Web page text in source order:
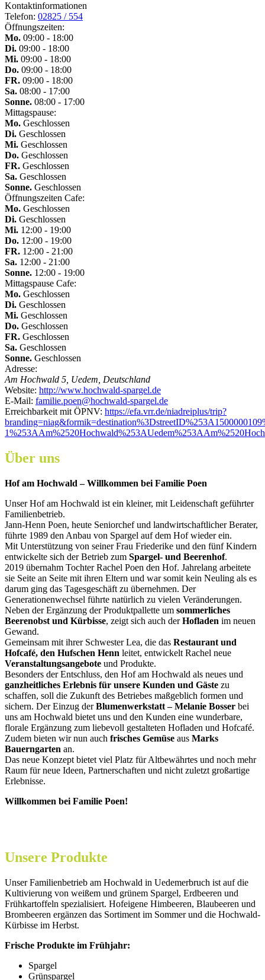
Kontaktinformationen
Telefon: 02825 / 554
Öffnungszeiten:
Mo. 09:00 - 18:00
Di. 09:00 - 18:00
Mi. 09:00 - 18:00
Do. 09:00 - 18:00
FR. 09:00 - 18:00
Sa. 08:00 - 17:00
Sonne. 08:00 - 17:00
Mittagspause:
Mo. Geschlossen
Di. Geschlossen
Mi. Geschlossen
Do. Geschlossen
FR. Geschlossen
Sa. Geschlossen
Sonne. Geschlossen
Öffnungszeiten Cafe:
Mo. Geschlossen
Di. Geschlossen
Mi. 12:00 - 19:00
Do. 12:00 - 19:00
FR. 12:00 - 21:00
Sa. 12:00 - 21:00
Sonne. 12:00 - 19:00
Mittagspause Cafe:
Mo. Geschlossen
Di. Geschlossen
Mi. Geschlossen
Do. Geschlossen
FR. Geschlossen
Sa. Geschlossen
Sonne. Geschlossen
Adresse:
Am Hochwald 5, Uedem, Deutschland
Website: http://www.hochwald-spargel.de
E-Mail: familie.poen@hochwald-spargel.de
Erreichbarkeit mit ÖPNV: https://efa.vrr.de/niadreiplus/trip?
Über uns
Hof am Hochwald – Willkommen bei Familie Poen
Unser Hof am Hochwald ist ein kleiner, mit Leidenschaft geführter
Familienbetrieb.
Jann-Henn Poen, heute Seniorchef und landwirtschaftlicher Berater,
führte 1989 den Anbau von Spargel auf dem Hof wieder ein.
Mit Unterstützung von seiner Frau Friederike und den fünf Kindern
entwickelte sich der Betrieb zum Spargel- und Beerenhof.
2019 übernahm Tochter Rachel Poen den Hof. Jahrelang arbeitete
sie Seite an Seite mit ihren Eltern und war somit kein Neuling als es
darum ging das Tagesgeschäft zu übernehmen. Der
Generationenwechsel führte natürlich zu vielen Veränderungen.
Neben der Ergänzung der Produktpallette um sommerliches
Beerenobst und Kürbisse, zeigt sich auch derHofladen im neuen
Gewand.
Gemeinsam mit ihrer Schwester Lea, die das Restaurant und
Hofcafé, den Hufschen Henn leitet, entwickelt Rachel neue
Veranstaltungsangebote und Produkte.
Besonders der Entschluss, den Hof am Hochwald als neues und
ganzheitliches Erlebnis für unsere Kunden und Gäste zu
schaffen, soll die Zukunft des Betriebes maßgeblich formen und
sichern. Der Einzug derBlumenwerkstatt – Melanie Bosser bei
uns am Hochwald bietet uns und den Kunden eine wunderbare,
florale Ergänzung zum liebevoll gestalteten Hofladen und Hofcafé.
Zudem bieten wir nun auch frisches Gemüse aus Marks
Bauerngarten an.
Das neue Konzept bietet viel Platz für Altbewährtes und noch mehr
Raum für neue Ideen, Partnerschaften und nicht zuletzt großartige
Erlebnisse.
Willkommen bei Familie Poen!
Unsere Produkte
Unser Familienbetrieb am Hochwald in Uedemerbruch ist auf die
Kultivierung von weißem und grünem Spargel, Erdbeeren und
Frühkartoffeln spezialisiert. Hofeigene Himbeeren, Blaubeeren und
Brombeeren ergänzen das Sortiment im Sommer und die Hochwald-
Kürbisse im Herbst.
Frische Produkte im Frühjahr:
Spargel
Grünspargel